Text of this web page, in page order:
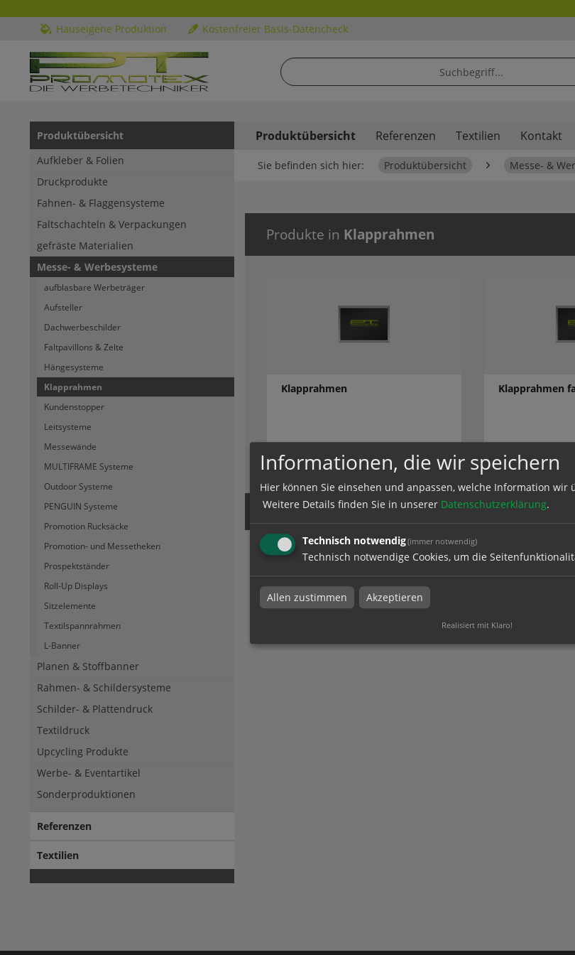
Hauseigene Produktion Kostenfreier Basis-Datencheck
Produktübersicht
Aufkleber & Folien
Druckprodukte
Fahnen- & Flaggensysteme
Faltschachteln & Verpackungen
gefräste Materialien
Messe- & Werbesysteme
aufblasbare Werbeträger
Aufsteller
Dachwerbeschilder
Faltpavillons & Zelte
Hängesysteme
Klapprahmen
Kundenstopper
Leitsysteme
Messewände
MULTIFRAME Systeme
Outdoor Systeme
PENGUIN Systeme
Promotion Rucksäcke
Promotion- und Messetheken
Prospektständer
Roll-Up Displays
Sitzelemente
Textilspannrahmen
L-Banner
Planen & Stoffbanner
Rahmen- & Schildersysteme
Schilder- & Plattendruck
Textildruck
Upcycling Produkte
Werbe- & Eventartikel
Sonderproduktionen
Referenzen
Textilien
Produktübersicht Referenzen Textilien Kontakt
Sie befinden sich hier: Produktübersicht Messe- &
Produkte in Klapprahmen
Klapprahmen
zum Artikel
Klapprahmen
zum Artikel
Klapprahmen
Klapprahmen bei PROMOTEX in Troisdorf, Sankt Augustin,
Informationen, die wir speichern
Hier können Sie einsehen und anpassen, welche Information wir
Weitere Details finden Sie in unserer Datenschutzerklärung.
Technisch notwendig(immer notwendig)
Technisch notwendige Cookies, um die
Allen zustimmen Akzeptieren
Realisiert mit Klaro!